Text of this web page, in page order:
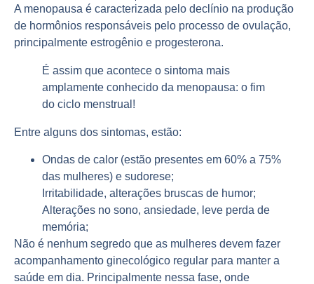
A menopausa é caracterizada pelo declínio na produção
de hormônios responsáveis pelo processo de ovulação,
principalmente estrogênio e progesterona.
É assim que acontece o sintoma mais
amplamente conhecido da menopausa: o fim
do ciclo menstrual!
Entre alguns dos sintomas, estão:
Ondas de calor (estão presentes em 60% a 75%
das mulheres) e sudorese;
Irritabilidade, alterações bruscas de humor;
Alterações no sono, ansiedade, leve perda de
memória;
Não é nenhum segredo que as mulheres devem fazer
acompanhamento ginecológico regular para manter a
saúde em dia. Principalmente nessa fase, onde